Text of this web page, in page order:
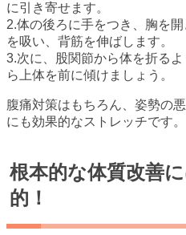
に引き寄せます。
2.体の後ろに手をつき、胸を
を吸い、背筋を伸ばします。
3.次に、股関節から体を折る
ら上体を前に傾けましょう。
腹痛対策はもちろん、姿勢の
にも効果的なストレッチです。
根本的な体質改善
的！